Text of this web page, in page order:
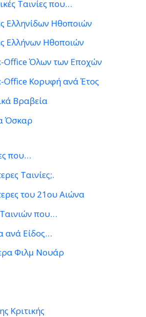
Ταινίες που…
Ελληνίδων Ηθοποιών
Ελλήνων Ηθοποιών
Office Όλων των Εποχών
Office Κορυφή ανά Έτος
Βραβεία
Όσκαρ
που…
Ταινίες;.
του 21ου Αιώνα
που…
ανά Είδος…
Φιλμ Νουάρ
Κριτικής